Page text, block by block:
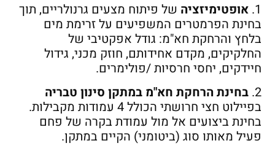
1. אופטימיזציה של פיתוח מצעים גרנולריים, תוך
בחינת הפרמטרים המשפיעים על זרימת מים
בלחץ והרחקת חא"מ: גודל אפקטיבי של
החלקיקים, מקדם אחידותם, חוזק מכני, גידול
חיידקים, יחסי חרסיות /פולימרים.
2. בחינת הרחקת חא"מ במתקן סינון טבריה
בפיילוט חצי חרושתי הכולל 4 עמודות מקבילות.
בחינת ביצועים אל מול עמודת בקרה של פחם
פעיל מאותו סוג (ביטומני) הקיים במתקן.